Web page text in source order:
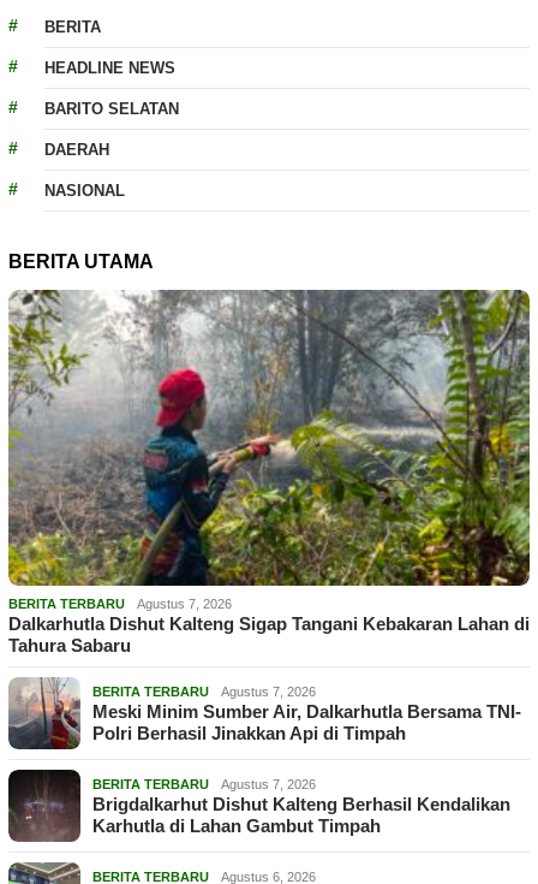
BERITA
HEADLINE NEWS
BARITO SELATAN
DAERAH
NASIONAL
BERITA UTAMA
BERITA TERBARU Agustus 7, 2026
Dalkarhutla Dishut Kalteng Sigap Tangani Kebakaran Lahan di
Tahura Sabaru
BERITA TERBARU Agustus 7, 2026
Meski Minim Sumber Air, Dalkarhutla Bersama TNI-
Polri Berhasil Jinakkan Api di Timpah
BERITA TERBARU Agustus 7, 2026
Brigdalkarhut Dishut Kalteng Berhasil Kendalikan
Karhutla di Lahan Gambut Timpah
BERITA TERBARU Agustus 6, 2026